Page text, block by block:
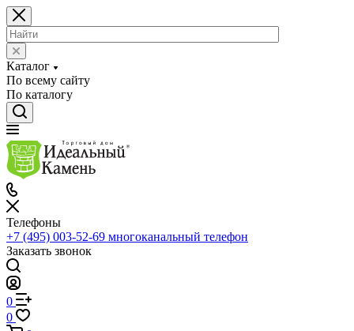
Каталог
По всему сайту
По каталогу
Телефоны
+7 (495) 003-52-69 многоканальный телефон
Заказать звонок
0
0